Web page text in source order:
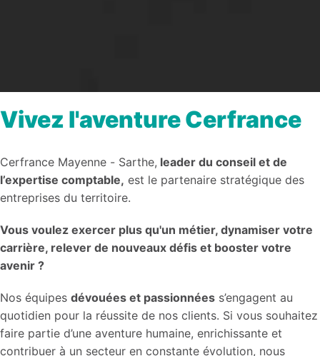
Vivez l'aventure Cerfrance
Cerfrance Mayenne - Sarthe, leader du conseil et de
l’expertise comptable, est le partenaire stratégique des
entreprises du territoire.
Vous voulez exercer plus qu'un métier, dynamiser votre
carrière, relever de nouveaux défis et booster votre
avenir ?
Nos équipes dévouées et passionnées s’engagent au
quotidien pour la réussite de nos clients. Si vous souhaitez
faire partie d’une aventure humaine, enrichissante et
contribuer à un secteur en constante évolution, nous